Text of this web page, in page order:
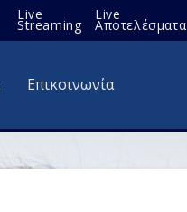
Live
Streaming
Live
Αποτελέσματα
Επικοινωνία